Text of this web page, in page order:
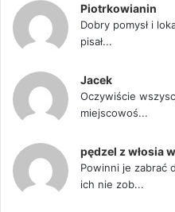
Piotrkowianin
Dobry pomysł i
pisał...
Jacek
Oczywiście
miejscowoś...
pędzel z włosia
Powinni je zabrać
ich nie zob...